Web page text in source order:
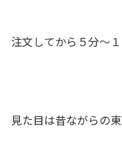
注文してから５分～
見た目は昔ながらの